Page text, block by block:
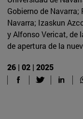
Gobierno de
Navarra; Izaskun
y Alfonso Vericat, de
de apertura de la
26 | 02 | 2025